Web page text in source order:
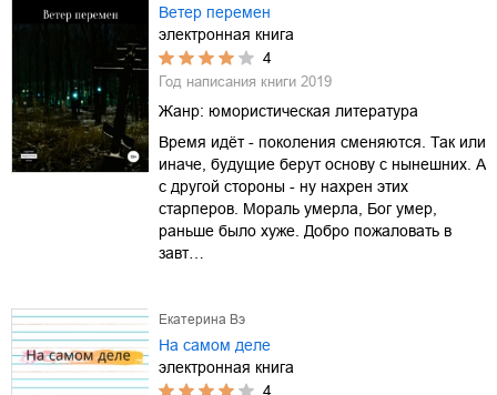
Ветер перемен
электронная книга
4
Год написания книги 2019
Жанр: юмористическая литература
Время идёт - поколения сменяются. Так или
иначе, будущие берут основу с нынешних. А
с другой стороны - ну нахрен этих
старперов. Мораль умерла, Бог умер,
раньше было хуже. Добро пожаловать в
завт…
Екатерина Вэ
На самом деле
электронная книга
4